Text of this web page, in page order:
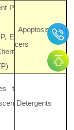
P
E
Apoptosis Indu
cers
t
Detergents